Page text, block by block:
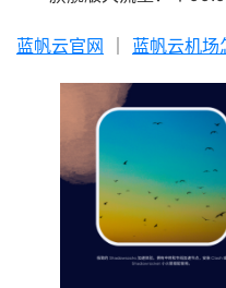
蓝帆云官网 蓝帆云机场